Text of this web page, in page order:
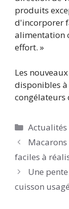
produits
d'incorporer
alimentation
effort. »
Les
disponibles à
congélateurs
Catégories
Macarons
faciles à
Une
cuisson